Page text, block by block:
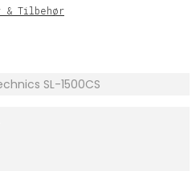
& Tilbehør
SL-1500CS